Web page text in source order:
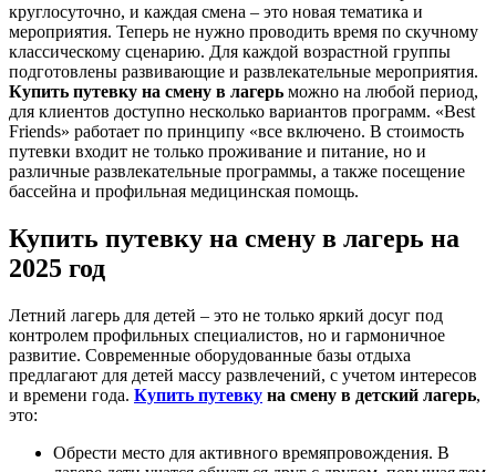
круглосуточно, и каждая смена – это новая тематика и
мероприятия. Теперь не нужно проводить время по скучному
классическому сценарию. Для каждой возрастной группы
подготовлены развивающие и развлекательные мероприятия.
Купить путевку на смену в лагерь можно на любой период,
для клиентов доступно несколько вариантов программ. «Best
Friends» работает по принципу «все включено. В стоимость
путевки входит не только проживание и питание, но и
различные развлекательные программы, а также посещение
бассейна и профильная медицинская помощь.
Купить путевку на смену в лагерь на
2025 год
Летний лагерь для детей – это не только яркий досуг под
контролем профильных специалистов, но и гармоничное
развитие. Современные оборудованные базы отдыха
предлагают для детей массу развлечений, с учетом интересов
и времени года. Купить путевку на смену в детский лагерь,
это:
Обрести место для активного времяпровождения. В